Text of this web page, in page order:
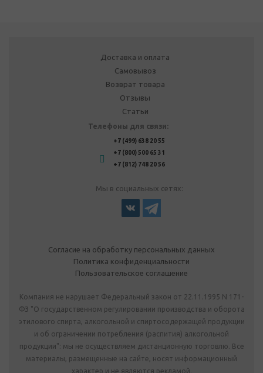
Доставка и оплата
Самовывоз
Возврат товара
Отзывы
Статьи
Телефоны для связи:
+7 (499) 638 20 55
+7 (800) 500 65 31
+7 (812) 748 20 56
Мы в социальных сетях:
Согласие на обработку персональных данных
Политика конфиденциальности
Пользовательское соглашение
Компания не нарушает Федеральный закон от 22.11.1995 N 171-
ФЗ "О государственном регулировании производства и оборота
этилового спирта, алкогольной и спиртосодержащей продукции
и об ограничении потребления (распития) алкогольной
продукции": мы не осуществляем дистанционную торговлю. Все
материалы, размещенные на сайте, носят информационный
характер и не являются рекламой.